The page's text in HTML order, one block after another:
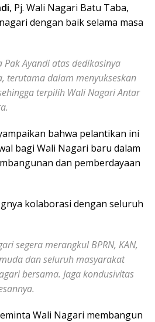
, Pj. Wali Nagari Batu Taba,
dengan baik selama masa
Pak Ayandi atas dedikasinya
terutama dalam menyukseskan
terpilih Wali Nagari Antar
bahwa pelantikan ini
bagi Wali Nagari baru dalam
dan pemberdayaan
kolaborasi dengan seluruh
segera merangkul BPRN, KAN,
dan seluruh masyarakat
bersama. Jaga kondusivitas
Wali Nagari membangun